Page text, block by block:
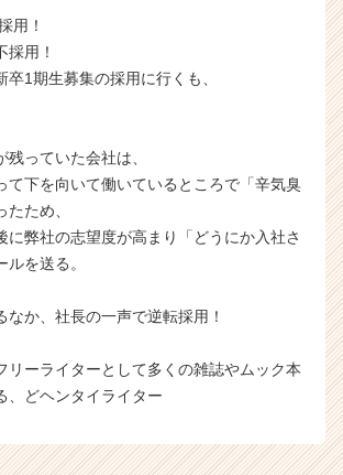
用！
採用！
卒1期生募集の採用に行くも、
っていた会社は、
て下を向いて働いているところで「辛気臭
たため、
に弊社の志望度が高まり「どうにか入社さ
を送る。
なか、社長の一声で逆転採用！
リーライターとして多くの雑誌やムック本
、どヘンタイライター